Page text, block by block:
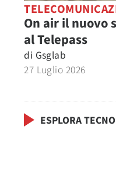
On air il nuovo
al Telepass
di Gsglab
27 Luglio 2026
ESPLORA